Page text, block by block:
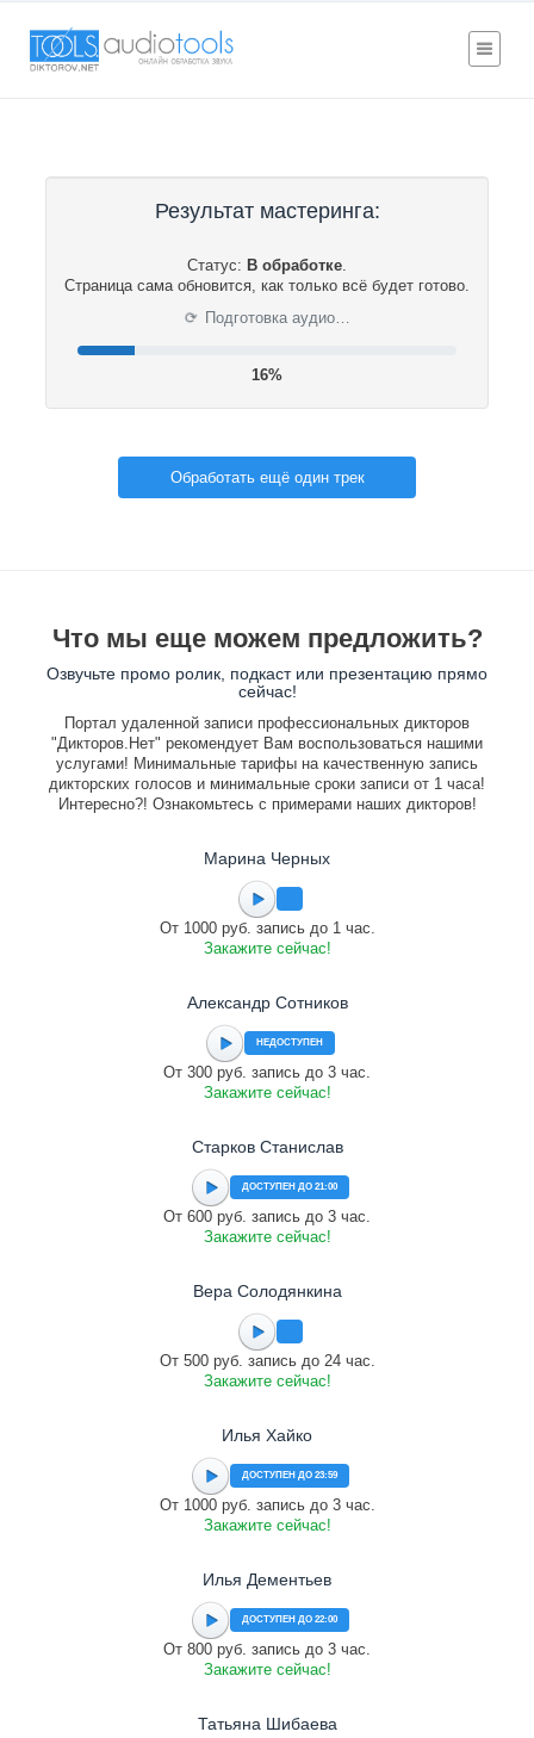
Результат мастеринга:
Статус: В обработке.
Страница сама обновится, как только всё будет готово.
⟳ Подготовка аудио…
17%
Обработать ещё один трек
Что мы еще можем предложить?
Озвучьте промо ролик, подкаст или презентацию прямо
сейчас!
Портал удаленной записи профессиональных дикторов
"Дикторов.Нет" рекомендует Вам воспользоваться нашими
услугами! Минимальные тарифы на качественную запись
дикторских голосов и минимальные сроки записи от 1 часа!
Интересно?! Ознакомьтесь с примерами наших дикторов!
Марина Черных
От 1000 руб. запись до 1 час.
Закажите сейчас!
Александр Сотников
НЕДОСТУПЕН
От 300 руб. запись до 3 час.
Закажите сейчас!
Старков Станислав
ДОСТУПЕН ДО 21:00
От 600 руб. запись до 3 час.
Закажите сейчас!
Вера Солодянкина
От 500 руб. запись до 24 час.
Закажите сейчас!
Илья Хайко
ДОСТУПЕН ДО 23:59
От 1000 руб. запись до 3 час.
Закажите сейчас!
Илья Дементьев
ДОСТУПЕН ДО 22:00
От 800 руб. запись до 3 час.
Закажите сейчас!
Татьяна Шибаева